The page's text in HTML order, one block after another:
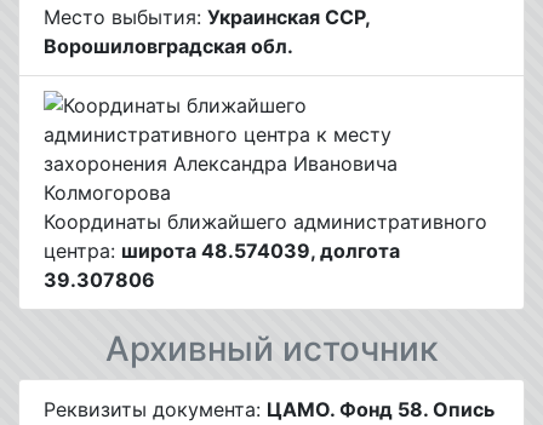
Место выбытия: Украинская ССР,
Ворошиловградская обл.
Координаты ближайшего административного
центра: широта 48.574039, долгота
39.307806
Архивный источник
Реквизиты документа: ЦАМО. Фонд 58. Опись